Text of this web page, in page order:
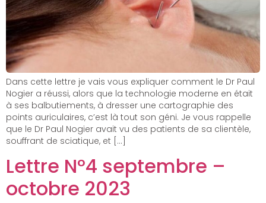
Dans cette lettre je vais vous expliquer comment le Dr Paul
Nogier a réussi, alors que la technologie moderne en était
à ses balbutiements, à dresser une cartographie des
points auriculaires, c’est là tout son géni. Je vous rappelle
que le Dr Paul Nogier avait vu des patients de sa clientèle,
souffrant de sciatique, et […]
Lettre N°4 septembre –
octobre 2023